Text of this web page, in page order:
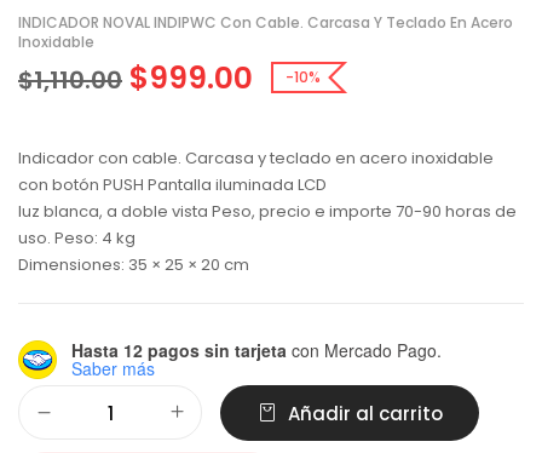
INDICADOR NOVAL INDIPWC Con Cable. Carcasa Y Teclado En Acero
Inoxidable
$1,110.00 $999.00 -10%
Indicador con cable. Carcasa y teclado en acero inoxidable
con botón PUSH Pantalla iluminada LCD
luz blanca, a doble vista Peso, precio e importe 70-90 horas de
uso. Peso: 4 kg
Dimensiones: 35 × 25 × 20 cm
Hasta 12 pagos sin tarjeta con Mercado Pago.
Saber más
Añadir al carrito